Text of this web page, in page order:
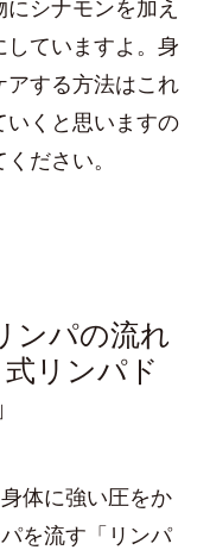
シナモンを加え
ていますよ。身
する方法はこれ
くと思いますの
ださい。
ンパの流れ
リンパド
体に強い圧をか
を流す「リンパ